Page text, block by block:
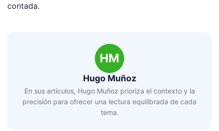
contada.
HM
Hugo Muñoz
En sus artículos, Hugo Muñoz prioriza el contexto y la
precisión para ofrecer una lectura equilibrada de cada
tema.